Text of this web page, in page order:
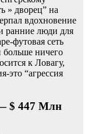
» дворец” на
вдохновение
ранние люди для
футовая сеть
больше ничего
к Ловагу,
это “агрессия
$ 447 Млн